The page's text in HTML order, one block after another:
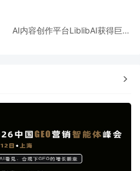
AI内容创作平台LiblibAI获得巨人